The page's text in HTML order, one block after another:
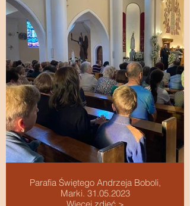
Parafia Świętego Andrzeja Boboli,
Marki. 31.05.2023